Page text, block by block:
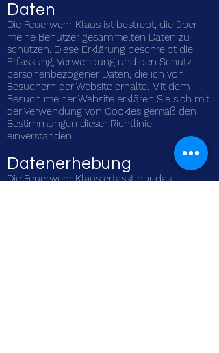
Daten
Die Feuerwehr Klaus ist bestrebt, die über
meine Benutzer gesammelten Daten zu
schützen. Diese Erklärung beschreibt die
Erfassung, Verwendung und den Schutz
personenbezogener Daten, die ich von
Besuchern der Website erhalte. Mit dem
Besuch meiner Website erklären Sie sich mit
der Verwendung von Cookies gemäß den
Bestimmungen dieser Richtlinie
einverstanden.
Datenerhebung
Die Feuerwehr Klaus erfasst nur das